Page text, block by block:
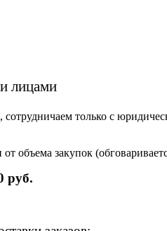
лицами
, сотрудничаем только с
объема закупок
руб.